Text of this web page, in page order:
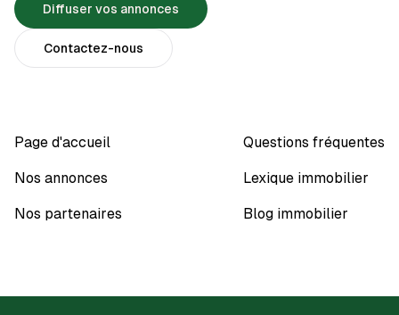
Diffuser vos annonces
Contactez-nous
Page d'accueil
Nos annonces
Nos partenaires
Questions fréquentes
Lexique immobilier
Blog immobilier